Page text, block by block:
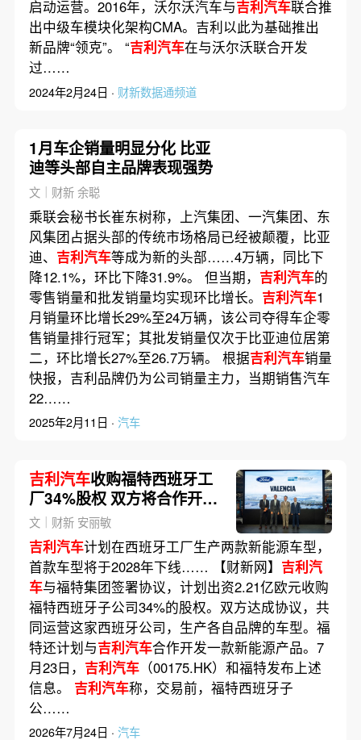
启动运营。2016年，沃尔沃汽车与吉利汽车联合推
出中级车模块化架构CMA。吉利以此为基础推出
新品牌“领克”。 “吉利汽车在与沃尔沃联合开发
过……
2024年2月24日 · 财新数据通频道
1月车企销量明显分化 比亚
迪等头部自主品牌表现强势
文｜财新 余聪
乘联会秘书长崔东树称，上汽集团、一汽集团、东
风集团占据头部的传统市场格局已经被颠覆，比亚
迪、 吉利汽车等成为新的头部……4万辆，同比下
降12.1%，环比下降31.9%。 但当期， 吉利汽车的
零售销量和批发销量均实现环比增长。 吉利汽车1
月销量环比增长29%至24万辆，该公司夺得车企零
售销量排行冠军；其批发销量仅次于比亚迪位居第
二，环比增长27%至26.7万辆。 根据吉利汽车销量
快报，吉利品牌仍为公司销量主力，当期销售汽车
22……
2025年2月11日 · 汽车
吉利汽车收购福特西班牙工
厂34%股权 双方将合作开发
新能源车型
文｜财新 安丽敏
吉利汽车计划在西班牙工厂生产两款新能源车型，
首款车型将于2028年下线…… 【财新网】 吉利汽
车与福特集团签署协议，计划出资2.21亿欧元收购
福特西班牙子公司34%的股权。双方达成协议，共
同运营这家西班牙公司，生产各自品牌的车型。福
特还计划与吉利汽车合作开发一款新能源产品。7
月23日， 吉利汽车（00175.HK）和福特发布上述
信息。 吉利汽车称，交易前，福特西班牙子
公……
2026年7月24日 · 汽车